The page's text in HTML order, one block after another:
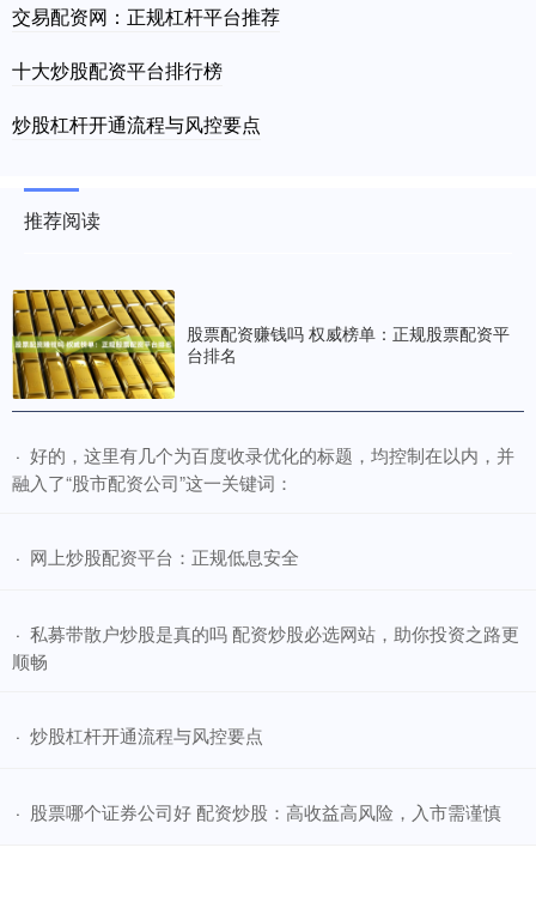
交易配资网：正规杠杆平台推荐
十大炒股配资平台排行榜
炒股杠杆开通流程与风控要点
推荐阅读
股票配资赚钱吗 权威榜单：正规股票配资平
台排名
· ​好的，这里有几个为百度收录优化的标题，均控制在以内，并
融入了“股市配资公司”这一关键词：
· ​网上炒股配资平台：正规低息安全
· ​私募带散户炒股是真的吗 配资炒股必选网站，助你投资之路更
顺畅
· ​炒股杠杆开通流程与风控要点
· ​股票哪个证券公司好 配资炒股：高收益高风险，入市需谨慎